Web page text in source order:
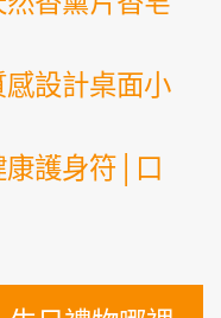
設計桌面小
護身符│口